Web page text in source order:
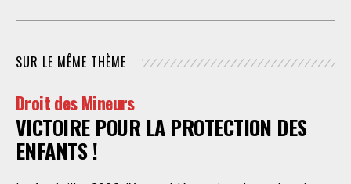
droits fondamentaux des personnes retenues et
déontologiques régissant la profession d’avocat. Ainsi,
l’assistance dont bénéficient les personnes retenues,
limitée à trois heures de permanence téléphonique
quotidienne sauf le dimanche (la présence de l’avocat
SUR LE MÊME THÈME
Droit des Mineurs
VICTOIRE POUR LA PROTECTION DES
ENFANTS !